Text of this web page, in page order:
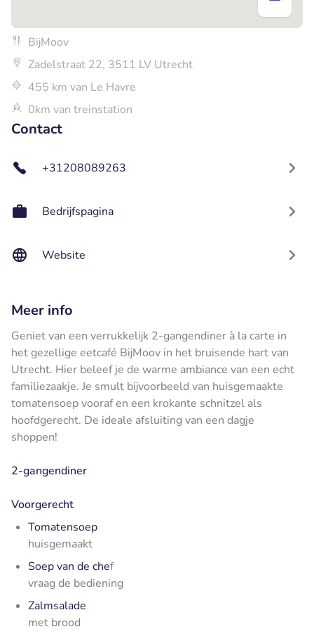
BijMoov
Zadelstraat 22, 3511 LV Utrecht
455 km van Le Havre
0km van treinstation
Contact
+31208089263
Bedrijfspagina
Website
Meer info
Geniet van een verrukkelijk 2-gangendiner à la carte in
het gezellige eetcafé BijMoov in het bruisende hart van
Utrecht. Hier beleef je de warme ambiance van een echt
familiezaakje. Je smult bijvoorbeeld van huisgemaakte
tomatensoep vooraf en een krokante schnitzel als
hoofdgerecht. De ideale afsluiting van een dagje
shoppen!
2-gangendiner
Voorgerecht
Tomatensoep
huisgemaakt
Soep van de chef
vraag de bediening
Zalmsalade
met brood